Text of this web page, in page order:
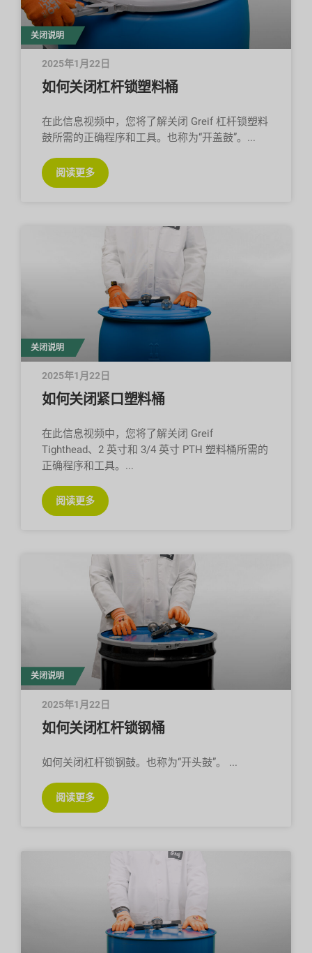
关闭说明
如何关闭杠杆锁塑料桶
在此信息视频中，您将了解关闭 Greif 杠杆锁塑料
鼓所需的正确程序和工具。也称为“开盖鼓”。
阅读更多
2025年1月22日
关闭说明
如何关闭紧口塑料桶
在此信息视频中，您将了解关闭 Greif
Tighthead、2 英寸和 3/4 英寸 PTH 塑料桶所需的
正确程序和工具。
阅读更多
2025年1月22日
关闭说明
如何关闭杠杆锁钢桶
如何关闭杠杆锁钢鼓。也称为“开头鼓”。
阅读更多
2025年1月22日